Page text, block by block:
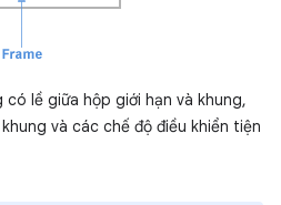
lề giữa hộp giới hạn và khung,
và các chế độ điều khiển tiện